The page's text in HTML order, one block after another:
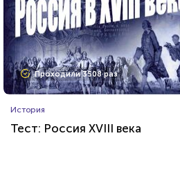
Проходили 146 раз
Ребусы №4
Проходили 3508 раз
История
Тест: Россия XVIII века